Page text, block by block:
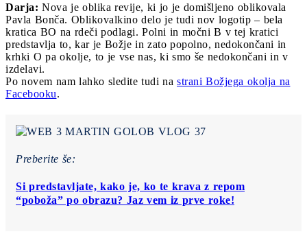
Darja: Nova je oblika revije, ki jo je domišljeno oblikovala
Pavla Bonča. Oblikovalkino delo je tudi nov logotip – bela
kratica BO na rdeči podlagi. Polni in močni B v tej kratici
predstavlja to, kar je Božje in zato popolno, nedokončani in
krhki O pa okolje, to je vse nas, ki smo še nedokončani in v
izdelavi.
Po novem nam lahko sledite tudi na strani Božjega okolja na
Facebooku.
Preberite še:
Si predstavljate, kako je, ko te krava z repom
“poboža” po obrazu? Jaz vem iz prve roke!